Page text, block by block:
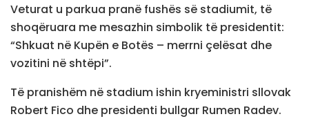
Veturat u parkua pranë fushës së stadiumit, të
shoqëruara me mesazhin simbolik të presidentit:
“Shkuat në Kupën e Botës – merrni çelësat dhe
vozitini në shtëpi”.
Të pranishëm në stadium ishin kryeministri sllovak
Robert Fico dhe presidenti bullgar Rumen Radev.